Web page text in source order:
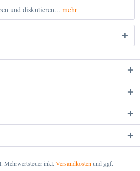
und diskutieren... mehr
Mehrwertsteuer inkl. Versandkostenund ggf.